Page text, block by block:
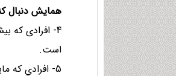
همایش دنبال
4- افرادی که
است.